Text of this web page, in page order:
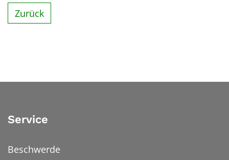
Zurück
Service
Beschwerde